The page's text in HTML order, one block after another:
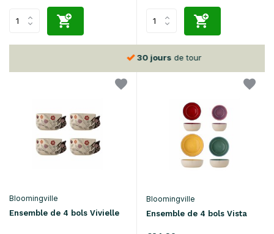
30 joursde tour
Bloomingville
Ensemble de 4 bols Vivielle
Bloomingville
Ensemble de 4 bols Vista